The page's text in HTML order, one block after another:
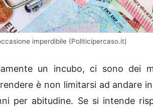
imperdibile (Politicipercaso.it)
un incubo, ci sono dei
è non limitarsi ad andare
per abitudine. Se si intende